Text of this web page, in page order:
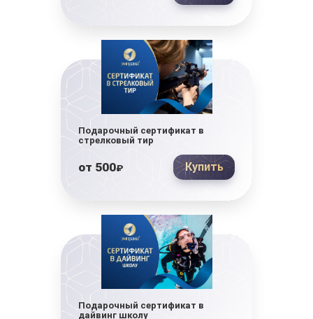
Подарочный сертификат в
стрелковый тир
от 500₽ Купить
Подарочный сертификат в
дайвинг школу